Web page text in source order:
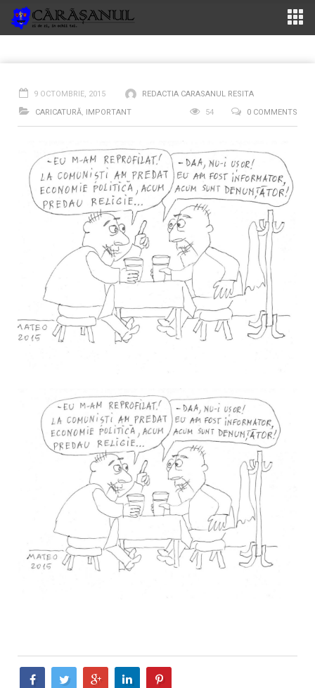
9 OCTOMBRIE, 2015
REDACTIA CARASANUL RESITA
CARICATURĂ, IMPORTANT 0 COMMENTS
54